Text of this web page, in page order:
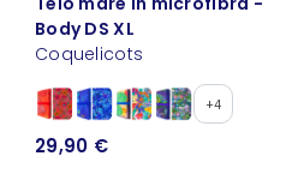
Body DS XL
Coquelicots
+4
29,90 €